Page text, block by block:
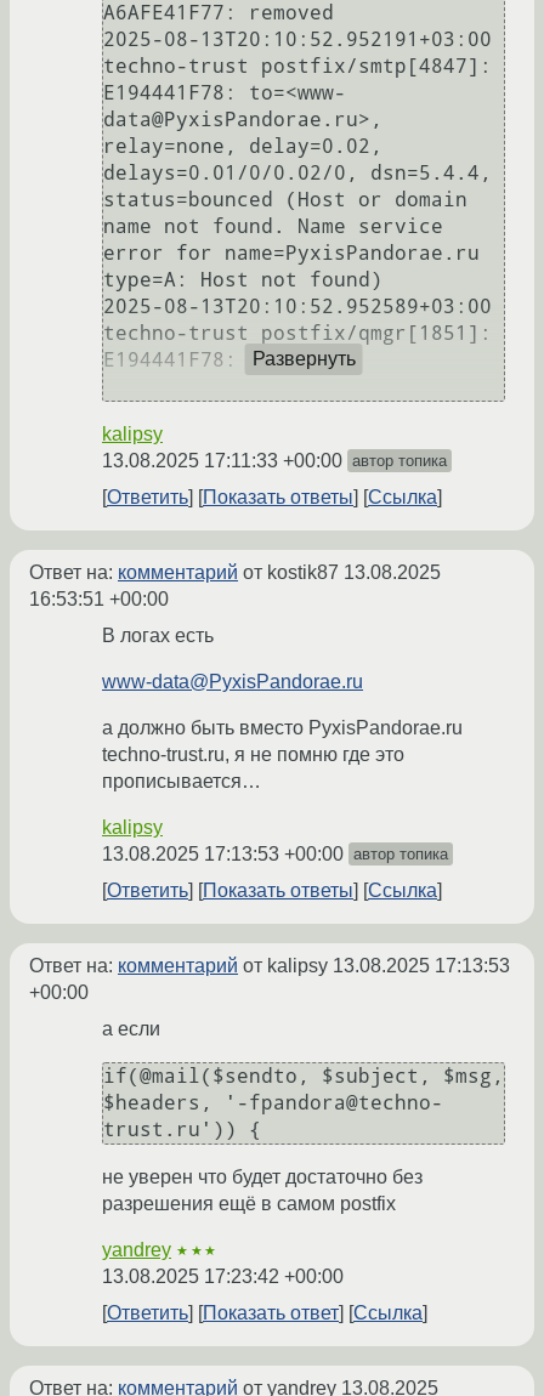
A6AFE41F77: removed
2025-08-13T20:10:52.952191+03:00
techno-trust postfix/smtp[4847]:
E194441F78: to=<www-
data@PyxisPandorae.ru>,
relay=none, delay=0.02,
delays=0.01/0/0.02/0, dsn=5.4.4,
status=bounced (Host or domain
name not found. Name service
error for name=PyxisPandorae.ru
type=A: Host not found)
2025-08-13T20:10:52.952589+03:00
techno-trust postfix/qmgr[1851]:
E194441F78: removed
Развернуть
kalipsy
13.08.2025 17:11:33 +00:00 автор топика
Ответить Показать ответы Ссылка
Ответ на: комментарий от kostik87 13.08.2025
16:53:51 +00:00
В логах есть
www-data@PyxisPandorae.ru
а должно быть вместо PyxisPandorae.ru
techno-trust.ru, я не помню где это
прописывается…
kalipsy
13.08.2025 17:13:53 +00:00 автор топика
Ответить Показать ответы Ссылка
Ответ на: комментарий от kalipsy 13.08.2025 17:13:53
+00:00
а если
if(@mail($sendto, $subject, $msg,
$headers, '-fpandora@techno-
не уверен что будет достаточно без
разрешения ещё в самом postfix
yandrey ★★★
13.08.2025 17:23:42 +00:00
Ответить
Показать ответ Ссылка
Ответ на: комментарий от yandrey 13.08.2025